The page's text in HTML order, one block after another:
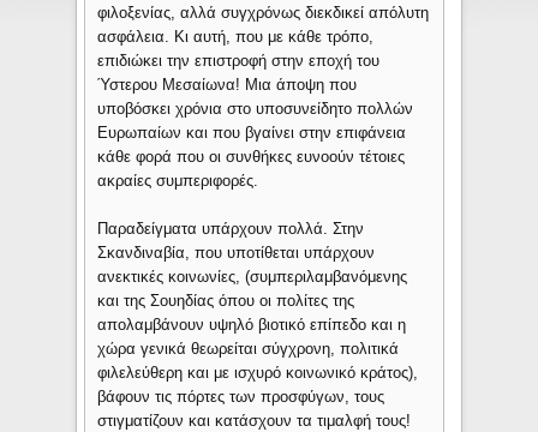
φιλοξενίας, αλλά συγχρόνως διεκδικεί απόλυτη
ασφάλεια. Κι αυτή, που με κάθε τρόπο,
επιδιώκει την επιστροφή στην εποχή του
Ύστερου Μεσαίωνα! Μια άποψη που
υποβόσκει χρόνια στο υποσυνείδητο πολλών
Ευρωπαίων και που βγαίνει στην επιφάνεια
κάθε φορά που οι συνθήκες ευνοούν τέτοιες
ακραίες συμπεριφορές.
Παραδείγματα υπάρχουν πολλά. Στην
Σκανδιναβία, που υποτίθεται υπάρχουν
ανεκτικές κοινωνίες, (συμπεριλαμβανόμενης
και της Σουηδίας όπου οι πολίτες της
απολαμβάνουν υψηλό βιοτικό επίπεδο και η
χώρα γενικά θεωρείται σύγχρονη, πολιτικά
φιλελεύθερη και με ισχυρό κοινωνικό κράτος),
βάφουν τις πόρτες των προσφύγων, τους
στιγματίζουν και κατάσχουν τα τιμαλφή τους!